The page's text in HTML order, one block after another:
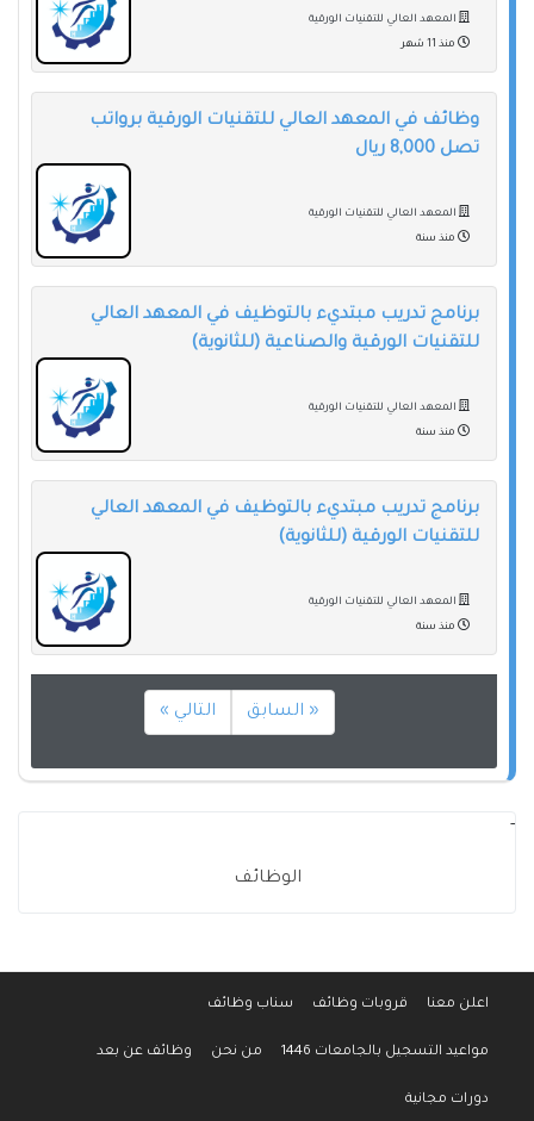
المعهد العالي للتقنيات الورقية
منذ 11 شهر
وظائف في المعهد العالي للتقنيات الورقية برواتب
تصل 8,000 ريال
المعهد العالي للتقنيات الورقية
منذ سنة
برنامج تدريب مبتديء بالتوظيف في المعهد العالي
للتقنيات الورقية والصناعية (للثانوية)
المعهد العالي للتقنيات الورقية
منذ سنة
برنامج تدريب مبتديء بالتوظيف في المعهد العالي
للتقنيات الورقية (للثانوية)
المعهد العالي للتقنيات الورقية
منذ سنة
« السابق التالي »
-
الوظائف
اعلن معنا قروبات وظائف سناب وظائف
مواعيد التسجيل بالجامعات 1446 من نحن وظائف عن بعد
دورات مجانية